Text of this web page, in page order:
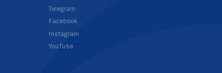
Telegram
Facebook
Instagram
YouTube